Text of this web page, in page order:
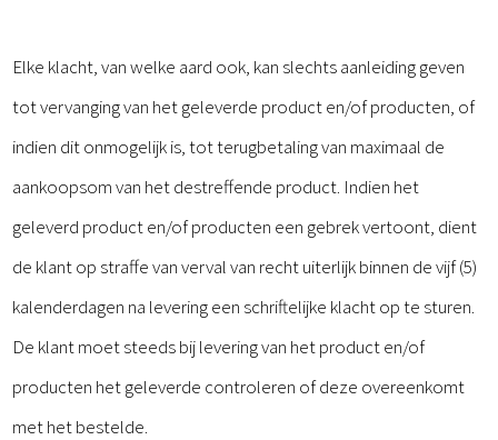
Elke klacht, van welke aard ook, kan slechts aanleiding geven
tot vervanging van het geleverde product en/of producten, of
indien dit onmogelijk is, tot terugbetaling van maximaal de
aankoopsom van het destreffende product. Indien het
geleverd product en/of producten een gebrek vertoont, dient
de klant op straffe van verval van recht uiterlijk binnen de vijf (5)
kalenderdagen na levering een schriftelijke klacht op te sturen.
De klant moet steeds bij levering van het product en/of
producten het geleverde controleren of deze overeenkomt
met het bestelde.